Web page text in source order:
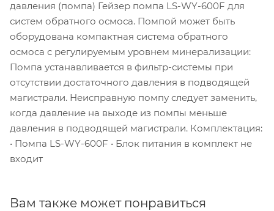
давления (помпа) Гейзер помпа LS-WY-600F для
систем обратного осмоса. Помпой может быть
оборудована компактная система обратного
осмоса с регулируемым уровнем минерализации:
Помпа устанавливается в фильтр-системы при
отсутствии достаточного давления в подводящей
магистрали. Неисправную помпу следует заменить,
когда давление на выходе из помпы меньше
давления в подводящей магистрали. Комплектация:
• Помпа LS-WY-600F • Блок питания в комплект не
входит
Вам также может понравиться